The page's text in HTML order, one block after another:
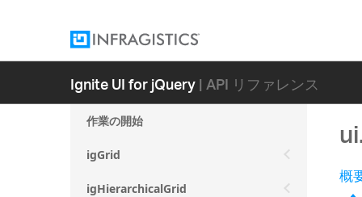
Ignite UI for jQuery| API リファレンス
作業の開始
igGrid
igHierarchicalGrid 概